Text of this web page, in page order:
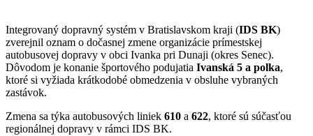
Integrovaný dopravný systém v Bratislavskom kraji (IDS BK)
zverejnil oznam o dočasnej zmene organizácie prímestskej
autobusovej dopravy v obci Ivanka pri Dunaji (okres Senec).
Dôvodom je konanie športového podujatia Ivanská 5 a polka,
ktoré si vyžiada krátkodobé obmedzenia v obsluhe vybraných
zastávok.
Zmena sa týka autobusových liniek 610 a 622, ktoré sú súčasťou
regionálnej dopravy v rámci IDS BK.